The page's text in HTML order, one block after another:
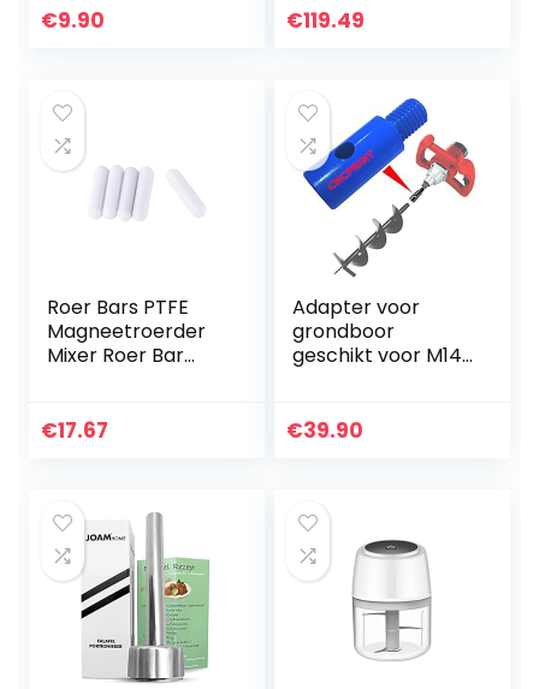
CX200 / CX300HF /
€9.90
omloopbaan
voor
laboratoriumbuisje
s
€119.49
Roer Bars PTFE
Magneetroerder
Mixer Roer Bar
Laboratorium
Mixer(2#)
€17.67
Adapter voor
grondboor
geschikt voor M14
roerapparaat,
€39.90